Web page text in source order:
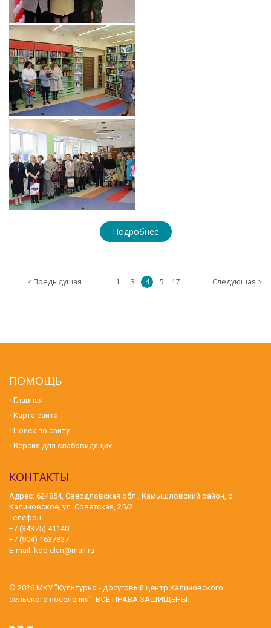
Подробнее
< Предыдущая 1 3 4 5 17 Следующая >
ПОМОЩЬ
Главная
Карта сайта
Поиск по сайту
Версия для слабовидящих
КОНТАКТЫ
Адрес: 624854, Свердловская обл., Камышловский район, с.
Калиновское, ул. Советская, 25/2
Телефон:
+7 (34375) 41140,
+7 (904) 1637837
E-mail: kdc-elan@mail.ru
© 2026 МКУ "Культурно - досуговый центр Калиновского
сельского поселения" . ВСЕ ПРАВА ЗАЩИЩЕНЫ.